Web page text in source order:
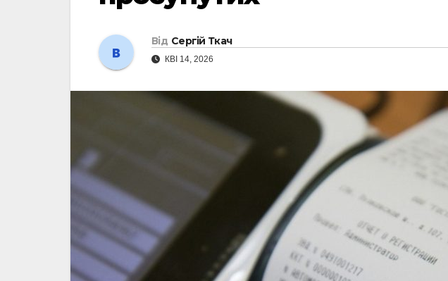
Від Сергій Ткач
КВІ 14, 2026